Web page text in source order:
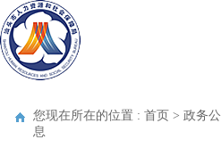
您现在所在的位置 : 首页 > 政务
息